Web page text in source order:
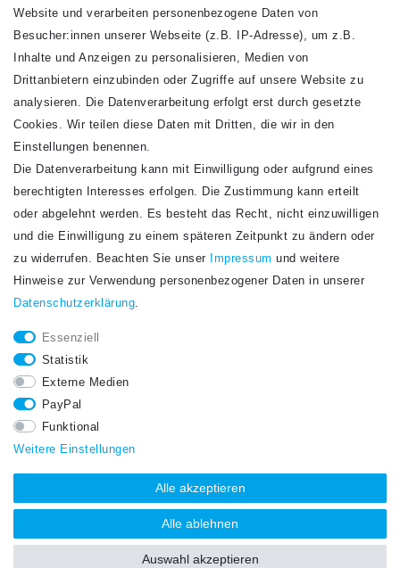
VERSANDARTEN
Newsletter
Honig
Hiermit bestätige ich, dass ich dieDaten­schutz­erklärunggelesen habe. Meine
STAY CONNECTED.
Website und verarbeiten personenbezogene Daten von
Besucher:innen unserer Webseite (z.B. IP-Adresse), um z.B.
Inhalte und Anzeigen zu personalisieren, Medien von
Drittanbietern einzubinden oder Zugriffe auf unsere Website zu
analysieren. Die Datenverarbeitung erfolgt erst durch gesetzte
Cookies. Wir teilen diese Daten mit Dritten, die wir in den
Einstellungen benennen.
Die Datenverarbeitung kann mit Einwilligung oder aufgrund eines
berechtigten Interesses erfolgen. Die Zustimmung kann erteilt
oder abgelehnt werden. Es besteht das Recht, nicht einzuwilligen
und die Einwilligung zu einem späteren Zeitpunkt zu ändern oder
zu widerrufen. Beachten Sie unser
Impressum und weitere
Hinweise zur Verwendung personenbezogener Daten in unserer
Daten­schutz­erklärung.
Essenziell
Statistik
Externe Medien
PayPal
Funktional
Weitere Einstellungen
Alle akzeptieren
Alle ablehnen
Auswahl akzeptieren